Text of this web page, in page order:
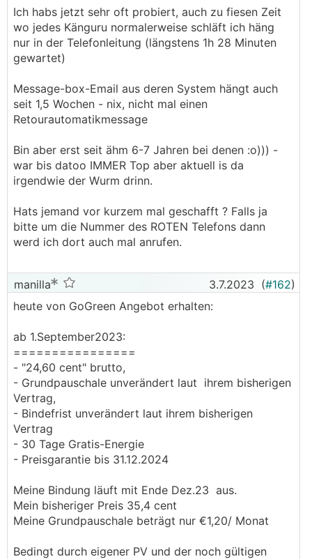
EVN:54,2580 /kWh brutto, €3,504 Grundpreis/Mon,
Optima Flex Natur, 12 Monate Preisgarantie,
bindungsfrei
Ich habs jetzt sehr oft probiert, auch zu fiesen Zeit
wo jedes Känguru normalerweise schläft ich häng
nur in der Telefonleitung (längstens 1h 28 Minuten
gewartet)
Message-box-Email aus deren System hängt auch
seit 1,5 Wochen - nix, nicht mal einen
Retourautomatikmessage
Bin aber erst seit ähm 6-7 Jahren bei denen :o))) -
war bis datoo IMMER Top aber aktuell is da
irgendwie der Wurm drinn.
Hats jemand vor kurzem mal geschafft ? Falls ja
bitte um die Nummer des ROTEN Telefons dann
werd ich dort auch mal anrufen.
manilla 3.7.2023 (#162)
heute von GoGreen Angebot erhalten:
ab 1.September2023:
================
- "24,60 cent" brutto,
- Grundpauschale unverändert laut ihrem bisherigen
Vertrag,
- Bindefrist unverändert laut ihrem bisherigen
Vertrag
- 30 Tage Gratis-Energie
- Preisgarantie bis 31.12.2024
Meine Bindung läuft mit Ende Dez.23 aus.
Mein bisheriger Preis 35,4 cent
Meine Grundpauschale beträgt nur €1,20/ Monat
Bedingt durch eigener PV und der noch gültigen